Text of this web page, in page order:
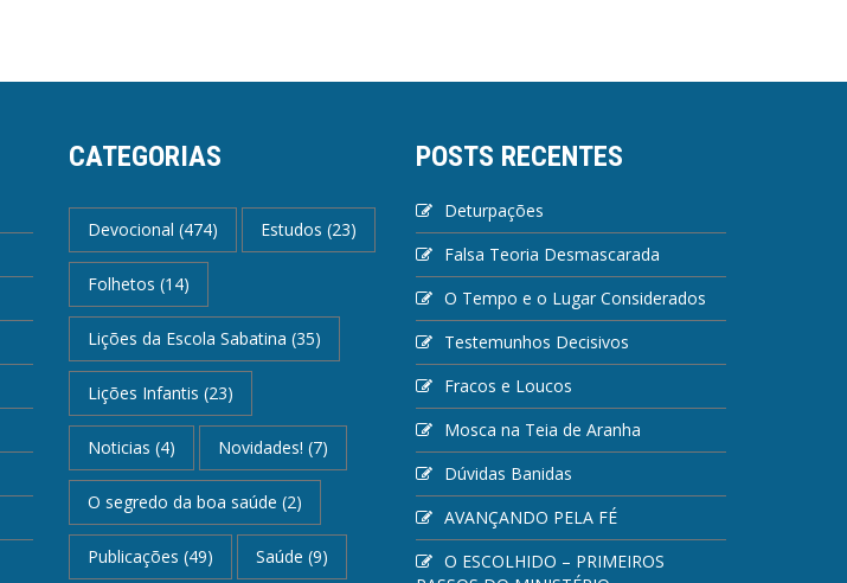
CATEGORIAS
Devocional (474) Estudos (23)
Folhetos (14)
Lições da Escola Sabatina (35)
Lições Infantis (23)
Noticias (4) Novidades! (7)
O segredo da boa saúde (2)
Publicações (49) Saúde (9)
POSTS RECENTES
Deturpações
Falsa Teoria Desmascarada
O Tempo e o Lugar Considerados
Testemunhos Decisivos
Fracos e Loucos
Mosca na Teia de Aranha
Dúvidas Banidas
AVANÇANDO PELA FÉ
O ESCOLHIDO – PRIMEIROS